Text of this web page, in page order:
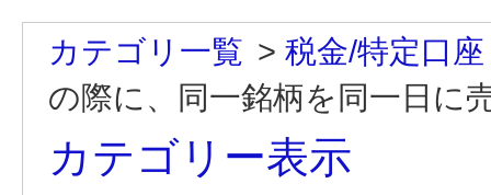
カテゴリ一覧 > 税金/特定口座
の際に、同一銘柄を同一日に
カテゴリー表示